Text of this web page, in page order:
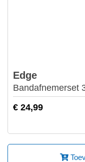
Edge
Bandafnemerset
€ 24,99